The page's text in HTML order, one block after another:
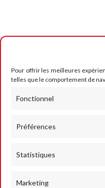
Pour offrir les meilleures
telles que le comportement de
Fonctionnel
Préférences
Statistiques
Marketing